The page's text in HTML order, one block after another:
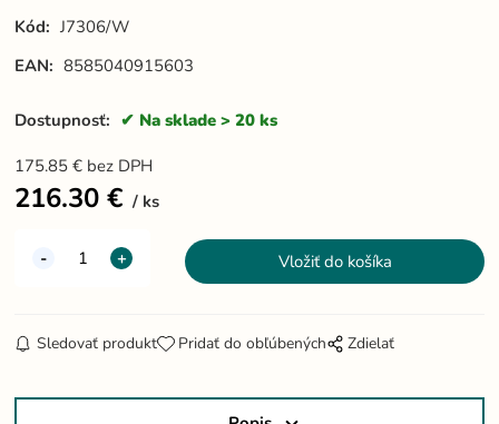
Kód: J7306/W
EAN: 8585040915603
Dostupnosť: Na sklade > 20 ks
175.85 € bez DPH
216.30 € ks
Sledovať produkt Pridať do obľúbených Zdielať